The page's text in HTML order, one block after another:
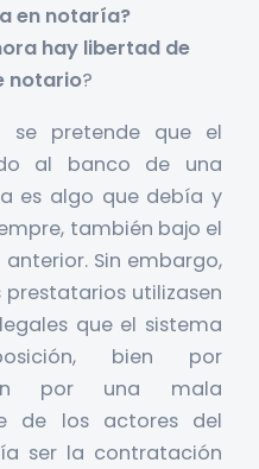
en notaría?
hay libertad de
notario?
se pretende que el
al banco de una
es algo que debía y
también bajo el
Sin embargo,
utilizasen
que el sistema
bien por
por una mala
de los actores del
ser la contratación